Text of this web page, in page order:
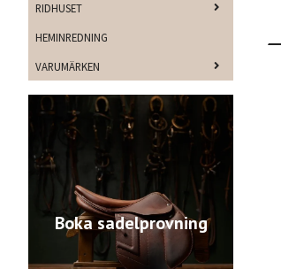
RIDHUSET
HEMINREDNING
VARUMÄRKEN
Boka sadelprovning